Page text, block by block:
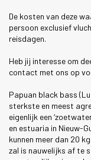
De kosten van deze
persoon exclusief
reisdagen.
Heb jij interesse om
contact met ons op
Papuan black bass
sterkste en meest
eigenlijk een
en estuaria in Nieuw-
kunnen meer dan 20
zal is nauwelijks af te